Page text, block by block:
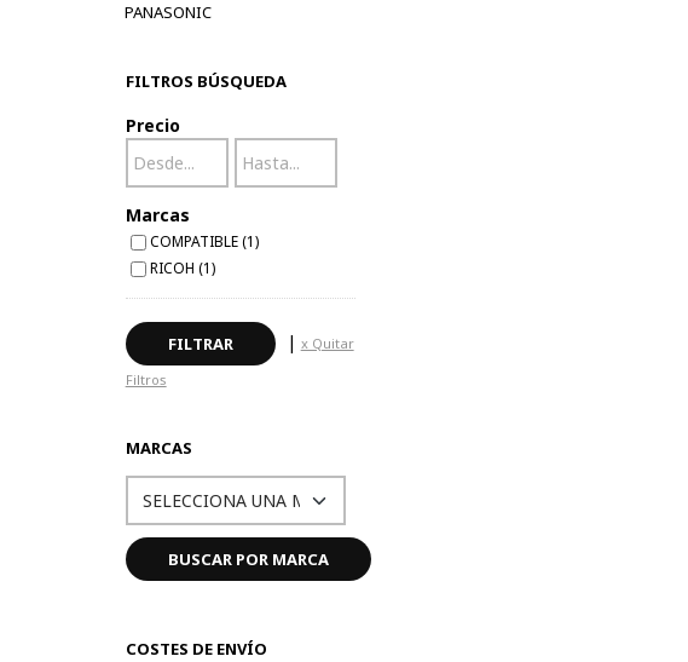
PANASONIC
FILTROS BÚSQUEDA
Precio
Marcas
COMPATIBLE (1)
RICOH (1)
| x Quitar
Filtros
MARCAS
COSTES DE ENVÍO